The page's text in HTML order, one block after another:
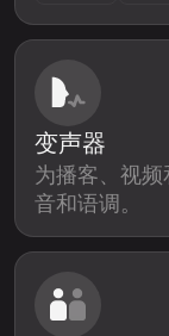
变声器
为播客、视
音和语调。